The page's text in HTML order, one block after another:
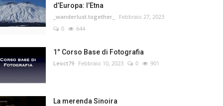
d’Europa: l’Etna
_wanderlust.together_
Febbraio 27, 2023
0
644
1° Corso Base di Fotografia
Leoct79 Febbraio 10, 2023 0 901
La merenda Sinoira